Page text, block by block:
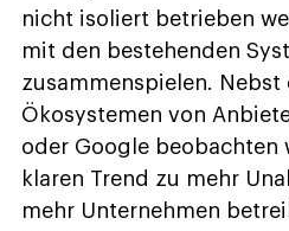
nicht isoliert betrieben
mit den bestehenden
zusammenspielen.
Ökosystemen von
oder Google beobachten
klaren Trend zu mehr
mehr Unternehmen